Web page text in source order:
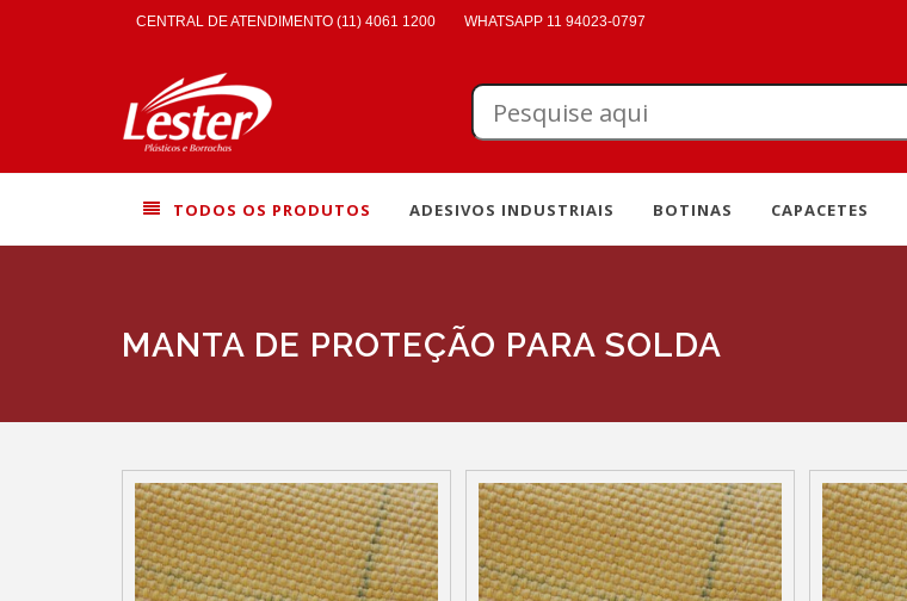
CENTRAL DE ATENDIMENTO (11) 4061 1200 WHATSAPP 11 94023-0797
TODOS OS PRODUTOS ADESIVOS INDUSTRIAIS BOTINAS CAPACETES
MANTA DE PROTEÇÃO PARA SOLDA